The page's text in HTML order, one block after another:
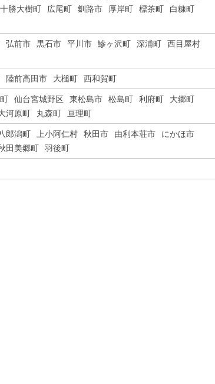
十勝大樹町 広尾町 釧路市 厚岸町 標茶町
白糠町
弘前市 黒石市 平川市 鰺ヶ沢町 深浦町
西目屋村
陸前高田市 大槌町 西和賀町
仙台宮城野区 東松島市 松島町 利府町
大郷町
河原町 丸森町 亘理町
郎潟町 上小阿仁村 秋田市 由利本荘市
にかほ市
田美郷町 羽後町